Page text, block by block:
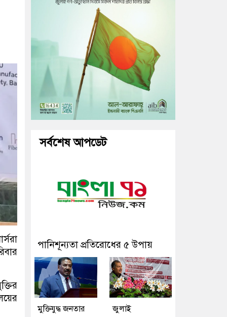
সর্বশেষ আপডেট
পানিশূন্যতা প্রতিরোধের ৫ উপায়
মুক্তিযুদ্ধ জনতার
জুলাই